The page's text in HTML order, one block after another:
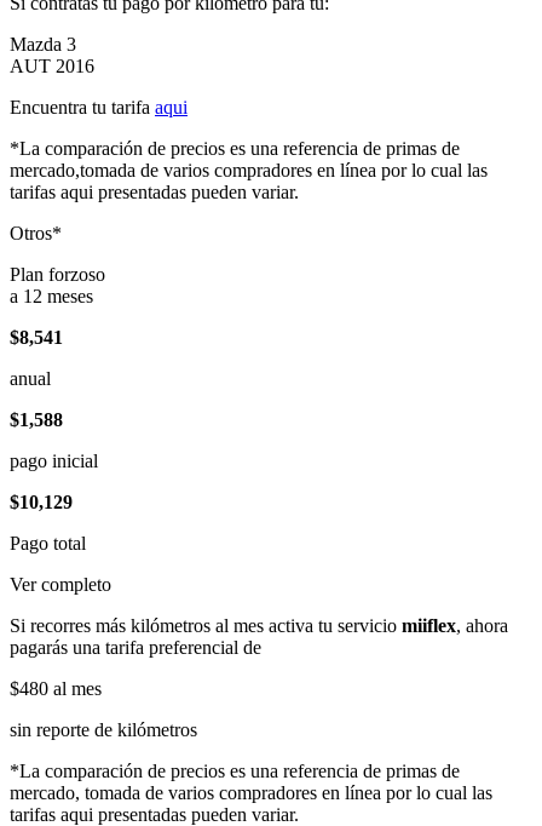
Mazda 3
AUT 2016
Encuentra tu tarifa aqui
*La comparación de precios es una referencia de primas de
mercado,tomada de varios compradores en línea por lo cual las
tarifas aqui presentadas pueden variar.
Otros*
Plan forzoso
a 12 meses
$8,541
anual
$1,588
pago inicial
$10,129
Pago total
Ver completo
Si recorres más kilómetros al mes activa tu servicio miiflex, ahora
pagarás una tarifa preferencial de
$480 al mes
sin reporte de kilómetros
*La comparación de precios es una referencia de primas de
mercado, tomada de varios compradores en línea por lo cual las
tarifas aqui presentadas pueden variar.